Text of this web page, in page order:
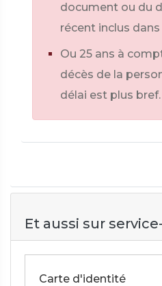
document ou du
récent inclus
Ou 25 ans à
décès de la
délai est plus bref.
Et aussi sur
Carte d'identité